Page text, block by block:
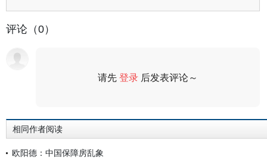
评论（0）
请先登录 后发表评论～
相同作者阅读
欧阳德：中国保障房乱象